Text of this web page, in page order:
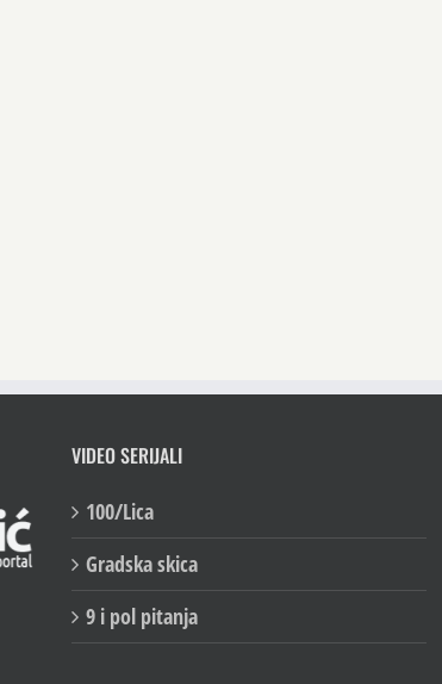
VIDEO SERIJALI
100/Lica
Gradska skica
9 i pol pitanja